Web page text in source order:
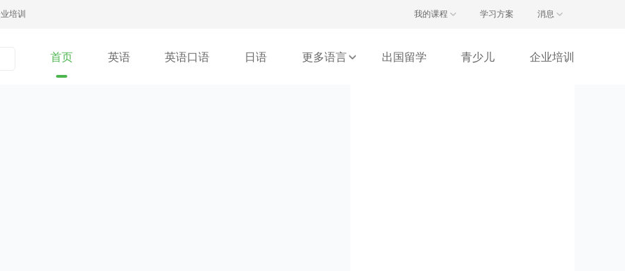
培训 我的课程 学习方案 消息
首页 英语 英语口语 日语 更多语言 出国留学 青少儿 企业培训